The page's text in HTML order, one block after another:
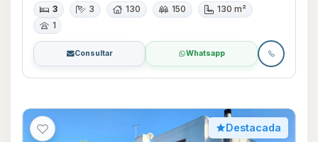
3 3 130 150
130 m²
1
Consultar Whatsapp
Destacada